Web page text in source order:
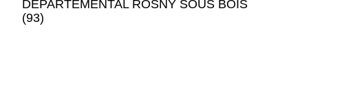
DEPARTEMENTAL ROSNY SOUS BOIS
(93)